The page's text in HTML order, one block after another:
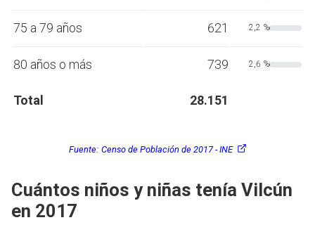
75 a 79 años 621 2,2 %
80 años o más 739 2,6 %
Total 28.151
Fuente: Censo de Población de 2017 - INE
Cuántos niños y niñas tenía Vilcún
en 2017